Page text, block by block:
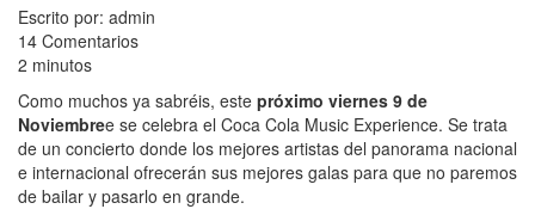
Escrito por: admin
14 Comentarios
2 minutos
Como muchos ya sabréis, este próximo viernes 9 de
Noviembree se celebra el Coca Cola Music Experience. Se trata
de un concierto donde los mejores artistas del panorama nacional
e internacional ofrecerán sus mejores galas para que no paremos
de bailar y pasarlo en grande.